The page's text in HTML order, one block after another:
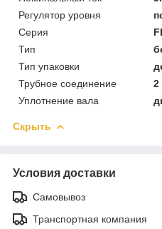
Регулятор уровня
Серия
Тип
Тип упаковки
Трубное соединение
2
Уплотнение вала
Скрыть
Условия доставки
Самовывоз
Транспортная компания